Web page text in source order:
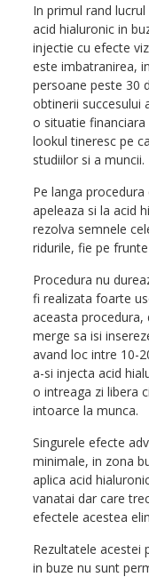
In primul rand
acid hialuronic in
injectie cu efecte
este imbatranirea,
persoane peste 30
obtinerii succesului
o situatie
lookul tineresc pe
studiilor si a muncii.
Pe langa
apeleaza si la acid
rezolva semnele
ridurile, fie pe
Procedura nu
fi realizata foarte
aceasta procedura,
merge sa isi
avand loc intre 10-
a-si injecta acid
o intreaga zi libera
intoarce la munca.
Singurele efecte
minimale, in zona
aplica acid
vanatai dar care
efectele acestea
Rezultatele acestei
in buze nu sunt